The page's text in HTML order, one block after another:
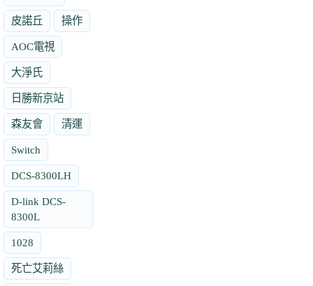
皮諾丘 操作
AOC電視
大淨氏
日勝新京站
森友會 清運
Switch
DCS-8300LH
D-link DCS-
8300L
1028
死亡艾莉絲